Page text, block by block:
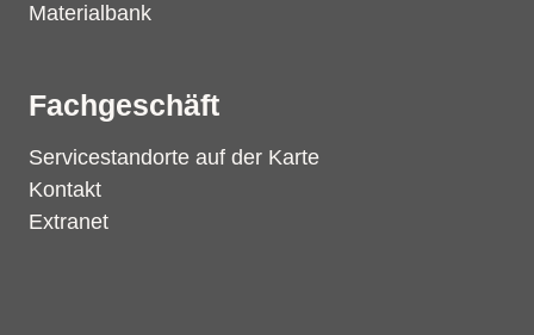
Materialbank
Fachgeschäft
Servicestandorte auf der Karte
Kontakt
Extranet